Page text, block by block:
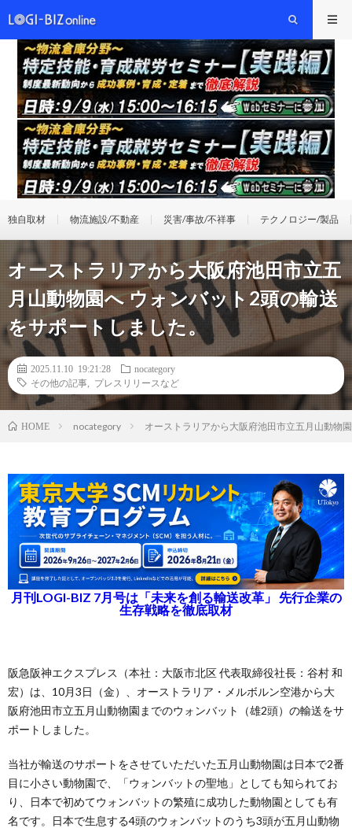
独自取材 物流施設/不動産 災害/事故/不祥事 テクノロジー/製品
オーストラリアから大阪府池田市立五
月山動物園へ ウォンバット2頭の輸送
をサポートしました。
2025.11.10 19:21:28
nocategory
その他の記事
プレスリリースなど
HOME nocategory オーストラリアから大阪府池田市立五月山動物
月刊LOGI-BIZ 7月号は「未来を創る輸送改革」 先行企業の
生存戦略を徹底取材
阪急阪神エクスプレス（本社：大阪市北区 代表取締役社長：谷村 和
宏）は、10月3日（金）、オーストラリア・メルボルン空港から大
阪府池田市立五月山動物園までのウォンバット（雄2頭）の輸送をサ
ポートしました。
当社が輸送のサポートをさせていただいた五月山動物園は日本で2番
目に小さい動物園で、「ウォンバットの聖地」としても知られてお
り、日本で初めてウォンバットの繁殖に成功した動物園としても有
名です。日本で生息する4頭のウォンバットのうち3頭が五月山動物